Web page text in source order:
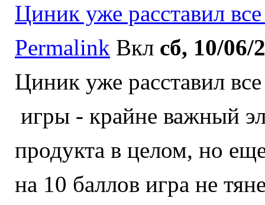
Циник уже расставил
Permalink Вкл сб, 10/06/
Циник уже расставил
игры - крайне важный
продукта в целом, но
на 10 баллов игра не